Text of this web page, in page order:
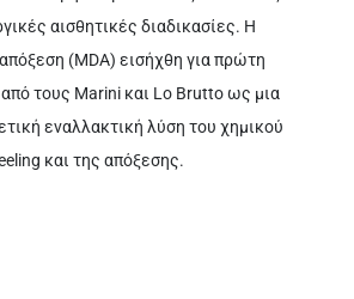
αισθητικές διαδικασίες. Η
(MDA) εισήχθη για πρώτη
τους Marini και Lo Brutto ως μια
εναλλακτική λύση του χημικού
και της απόξεσης.